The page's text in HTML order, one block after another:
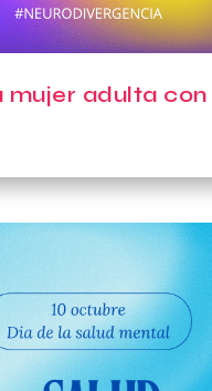
mujer adulta con